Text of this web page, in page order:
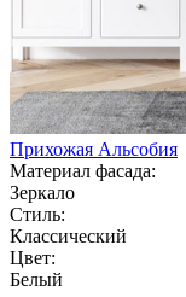
Прихожая Альсобия
Материал фасада:
Зеркало
Стиль:
Классический
Цвет:
Белый